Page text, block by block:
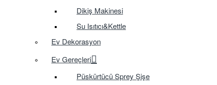
Dikiş Makinesi
Su Isıtıcı&Kettle
Ev Dekorasyon
Ev Gereçleri
Püskürtücü Sprey Şişe